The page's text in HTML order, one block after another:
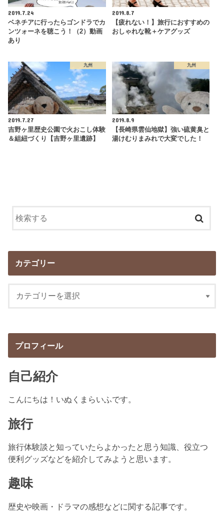
2019.7.24
ベネチアに行ったらゴンドラでカ
ンツォーネを聴こう！（2）動画
あり
2019.8.7
【疲れない！】旅行におすすめの
おしゃれな靴＋ケアグッズ
九州
2019.7.27
吉野ヶ里歴史公園で火おこし体験
＆組紐づくり【吉野ヶ里遺跡】
九州
2019.8.9
【長崎県雲仙地獄】強い硫黄臭と
湯けむりまみれで大変でした！
カテゴリー
プロフィール
自己紹介
こんにちは！いぬくまらいふです。
旅行
旅行体験談と知っていたらよかったと思う知識、役立つ
便利グッズなどを紹介してみようと思います。
趣味
歴史や映画・ドラマの感想などに関する記事です。